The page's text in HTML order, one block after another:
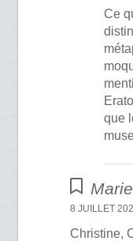
Ce
que
8 JUILLET
Christine,